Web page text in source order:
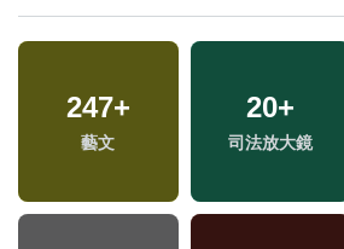
247+
藝文
20+
司法放大鏡